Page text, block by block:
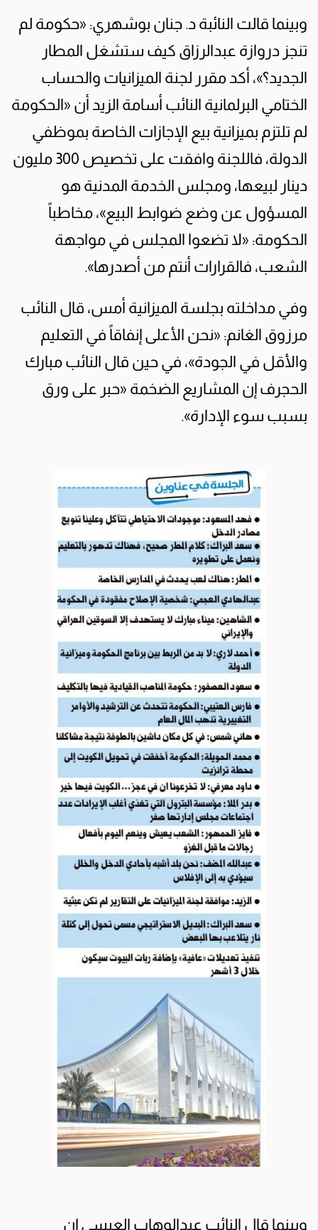
وبينما قالت النائبة د. جنان بوشهري: «حكومة لم
تنجز دروازة عبدالرزاق كيف ستشغل المطار
الجديد؟»، أكد مقرر لجنة الميزانيات والحساب
الختامي البرلمانية النائب أسامة الزيد أن «الحكومة
لم تلتزم بميزانية بيع الإجازات الخاصة بموظفي
الدولة، فاللجنة وافقت على تخصيص 300 مليون
دينار لبيعها، ومجلس الخدمة المدنية هو
المسؤول عن وضع ضوابط البيع»، مخاطباً
الحكومة: «لا تضعوا المجلس في مواجهة
الشعب، فالقرارات أنتم من أصدرها».
وفي مداخلته بجلسة الميزانية أمس، قال النائب
مرزوق الغانم: «نحن الأعلى إنفاقاً في التعليم
والأقل في الجودة»، في حين قال النائب مبارك
الحجرف إن المشاريع الضخمة «حبر على ورق
بسبب سوء الإدارة».
وبينما قال النائب عبدالوهاب العيسى إن